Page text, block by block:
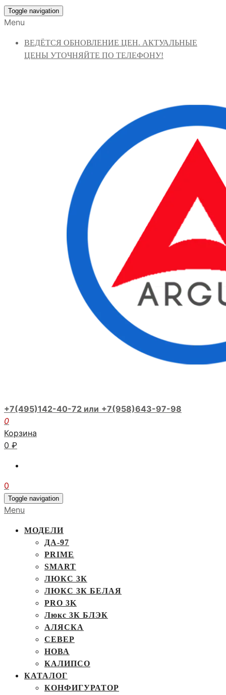
Toggle navigation
Menu
ВЕДЁТСЯ ОБНОВЛЕНИЕ ЦЕН. АКТУАЛЬНЫЕ
ЦЕНЫ УТОЧНЯЙТЕ ПО ТЕЛЕФОНУ!
+7(495)142-40-72 или +7(958)643-97-98
0
Корзина
0 ₽
0
Toggle navigation
Menu
МОДЕЛИ
ДА-97
PRIME
SMART
ЛЮКС 3К
ЛЮКС 3К БЕЛАЯ
PRO 3K
Люкс 3К БЛЭК
АЛЯСКА
СЕВЕР
НОВА
КАЛИПСО
КАТАЛОГ
КОНФИГУРАТОР